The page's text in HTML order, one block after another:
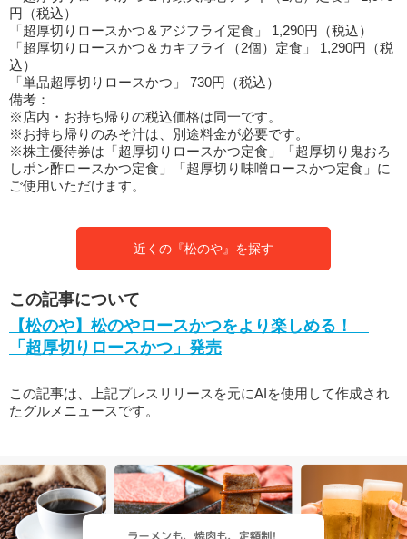
円（税込）
「超厚切りロースかつ＆アジフライ定食」 1,290円（税込）
「超厚切りロースかつ＆カキフライ（2個）定食」 1,290円（税
込）
「単品超厚切りロースかつ」 730円（税込）
備考：
※店内・お持ち帰りの税込価格は同一です。
※お持ち帰りのみそ汁は、別途料金が必要です。
※株主優待券は「超厚切りロースかつ定食」「超厚切り鬼おろ
しポン酢ロースかつ定食」「超厚切り味噌ロースかつ定食」に
ご使用いただけます。
近くの『松のや』を探す
この記事について
【松のや】松のやロースかつをより楽しめる！
「超厚切りロースかつ」発売
この記事は、上記プレスリリースを元にAIを使用して作成され
たグルメニュースです。